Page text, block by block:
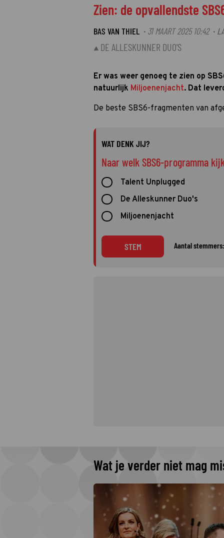
Zien: de opvallendste
BAS VAN THIEL · 31 MAART 2025 10:42·
DE ALLESKUNNER DUO'S
Er was weer genoeg te zien op
natuurlijk Miljoenenjacht. Dat
De beste SBS6-fragmenten van
WAT DENK JIJ?
Naar welk SBS6-programma
Talent Unplugged
De Alleskunner Duo's
Miljoenenjacht
STEM Aantal stemmers:
Wat je verder niet mag